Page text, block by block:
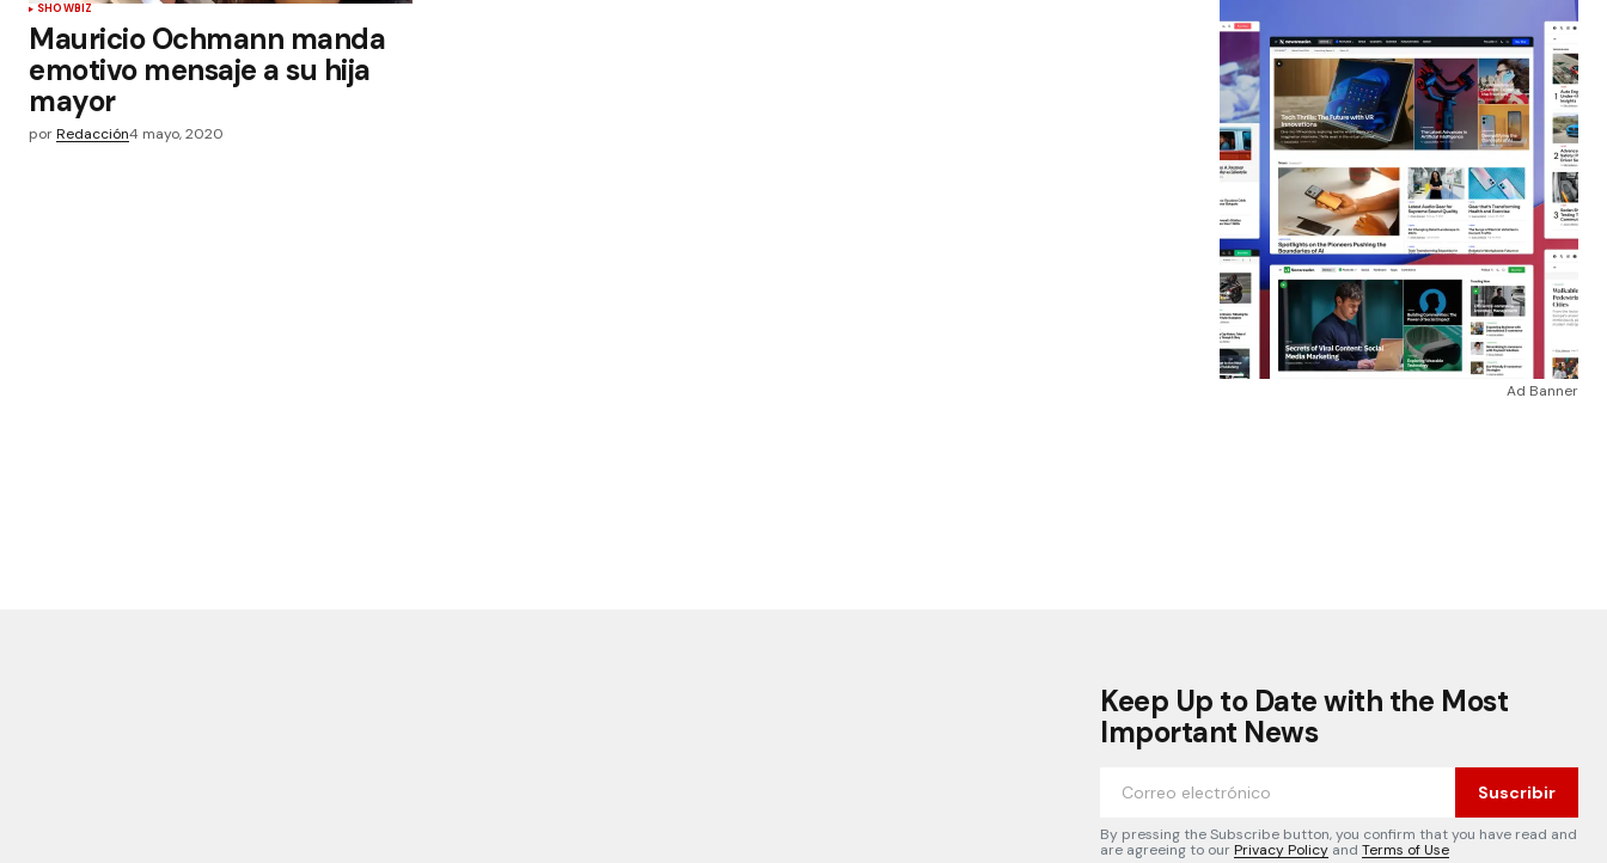
SHOWBIZ
Mauricio Ochmann manda
emotivo mensaje a su hija
mayor
porRedacción4 mayo, 2020
Ad Banner
Keep Up to Date with the Most
Important News
Suscribir
By pressing the Subscribe button, you confirm that you have read and
are agreeing to ourPrivacy Policy and Terms of Use